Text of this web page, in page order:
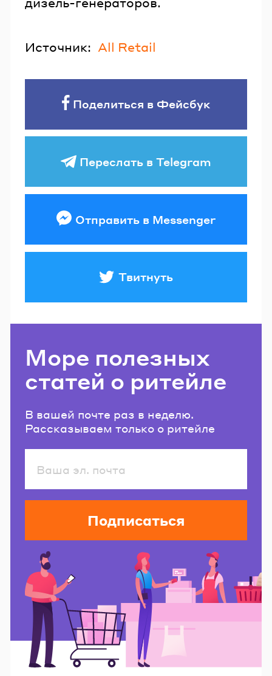
Источник: All Retail
Поделиться в Фейсбук
Переслать в Telegram
Отправить в Messenger
Твитнуть
Море полезных
статей о ритейле
В вашей почте раз в неделю.
Рассказываем только о ритейле
Подписаться